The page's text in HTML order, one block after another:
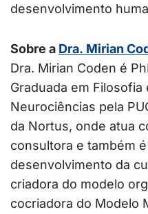
desenvolvimento
Sobre a Dra. Mirian
Dra. Mirian Coden é
Graduada em
Neurociências pela
da Nortus, onde atua
consultora e também
desenvolvimento da
criadora do modelo
cocriadora do Modelo